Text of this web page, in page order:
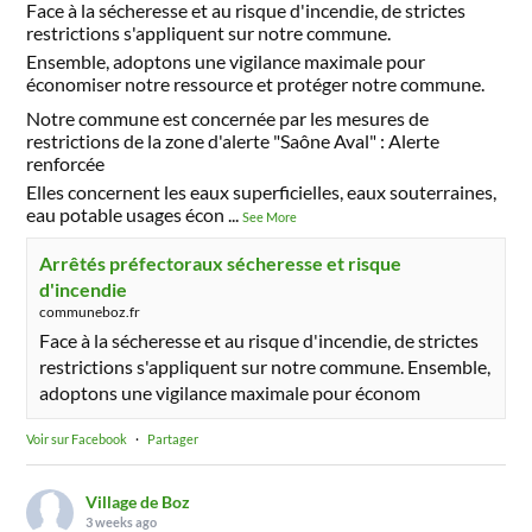
Face à la sécheresse et au risque d'incendie, de strictes
restrictions s'appliquent sur notre commune.
Ensemble, adoptons une vigilance maximale pour
économiser notre ressource et protéger notre commune.
Notre commune est concernée par les mesures de
restrictions de la zone d'alerte "Saône Aval" : Alerte
renforcée
Elles concernent les eaux superficielles, eaux souterraines,
eau potable usages écon
...See More
Arrêtés préfectoraux sécheresse et risque
d'incendie
communeboz.fr
Face à la sécheresse et au risque d'incendie, de strictes
restrictions s'appliquent sur notre commune. Ensemble,
adoptons une vigilance maximale pour économ
Voir sur Facebook · Partager
Village de Boz
3 weeks ago